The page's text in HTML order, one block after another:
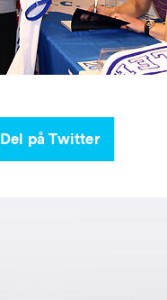
Del på Twitter